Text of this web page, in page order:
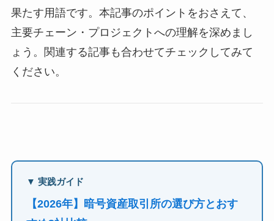
果たす用語です。本記事のポイントをおさえて、
主要チェーン・プロジェクトへの理解を深めまし
ょう。関連する記事も合わせてチェックしてみて
ください。
▼ 実践ガイド
【2026年】暗号資産取引所の選び方とおす